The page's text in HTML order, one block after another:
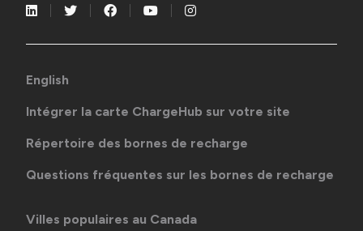
English
Intégrer la carte ChargeHub sur votre site
Répertoire des bornes de recharge
Questions fréquentes sur les bornes de recharge
Villes populaires au Canada